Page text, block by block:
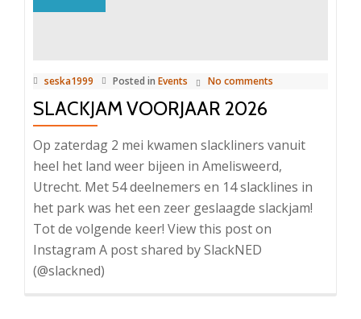
seska1999 Posted in Events No comments
SLACKJAM VOORJAAR 2026
Op zaterdag 2 mei kwamen slackliners vanuit
heel het land weer bijeen in Amelisweerd,
Utrecht. Met 54 deelnemers en 14 slacklines in
het park was het een zeer geslaagde slackjam!
Tot de volgende keer! View this post on
Instagram A post shared by SlackNED
(@slackned)